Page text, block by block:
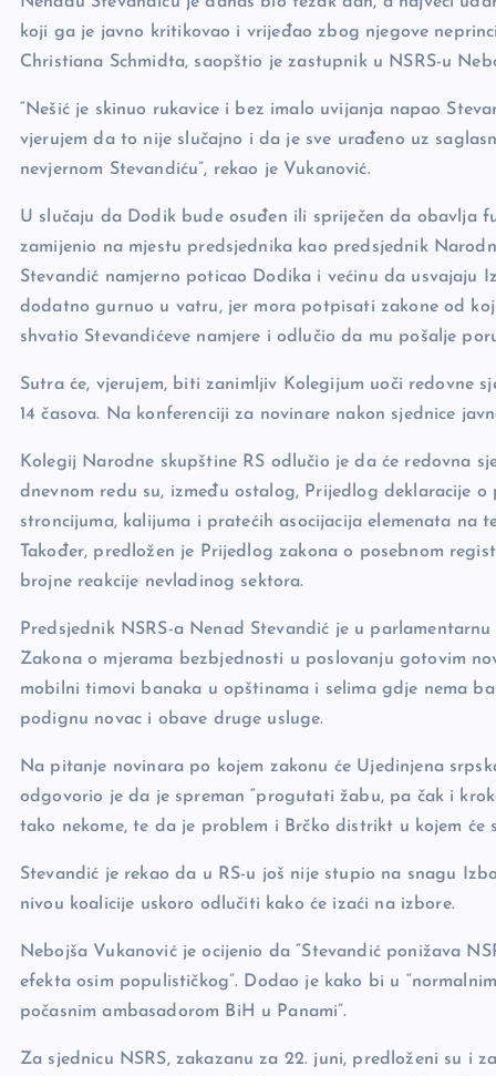
b
o
o
k
Li
n
k
g
er
koji ga je javno kritikovao i vrijeđao zbog njegove
Christiana Schmidta, saopštio je zastupnik u NSRS-u
“Nešić je skinuo rukavice i bez imalo uvijanja napao
vjerujem da to nije slučajno i da je sve urađeno uz
nevjernom Stevandiću”, rekao je Vukanović.
U slučaju da Dodik bude osuđen ili spriječen da obavlja
zamijenio na mjestu predsjednika kao predsjednik
Stevandić namjerno poticao Dodika i većinu da usvajaju
dodatno gurnuo u vatru, jer mora potpisati zakone od
shvatio Stevandićeve namjere i odlučio da mu pošalje
Sutra će, vjerujem, biti zanimljiv Kolegijum uoči redovne
14 časova. Na konferenciji za novinare nakon sjednice
Kolegij Narodne skupštine RS odlučio je da će redovna
dnevnom redu su, između ostalog, Prijedlog deklaracije
stroncijuma, kalijuma i pratećih asocijacija elemenata
Također, predložen je Prijedlog zakona o posebnom
brojne reakcije nevladinog sektora.
Predsjednik NSRS-a Nenad Stevandić je u
Zakona o mjerama bezbjednosti u poslovanju gotovim
mobilni timovi banaka u opštinama i selima gdje nema
podignu novac i obave druge usluge.
Na pitanje novinara po kojem zakonu će Ujedinjena
odgovorio je da je spreman “progutati žabu, pa čak i
tako nekome, te da je problem i Brčko distrikt u kojem
Stevandić je rekao da u RS-u još nije stupio na snagu
nivou koalicije uskoro odlučiti kako će izaći na izbore.
Nebojša Vukanović je ocijenio da “Stevandić ponižava
efekta osim populističkog”. Dodao je kako bi u
počasnim ambasadorom BiH u Panami”.
Za sjednicu NSRS, zakazanu za 22. juni, predloženi su i